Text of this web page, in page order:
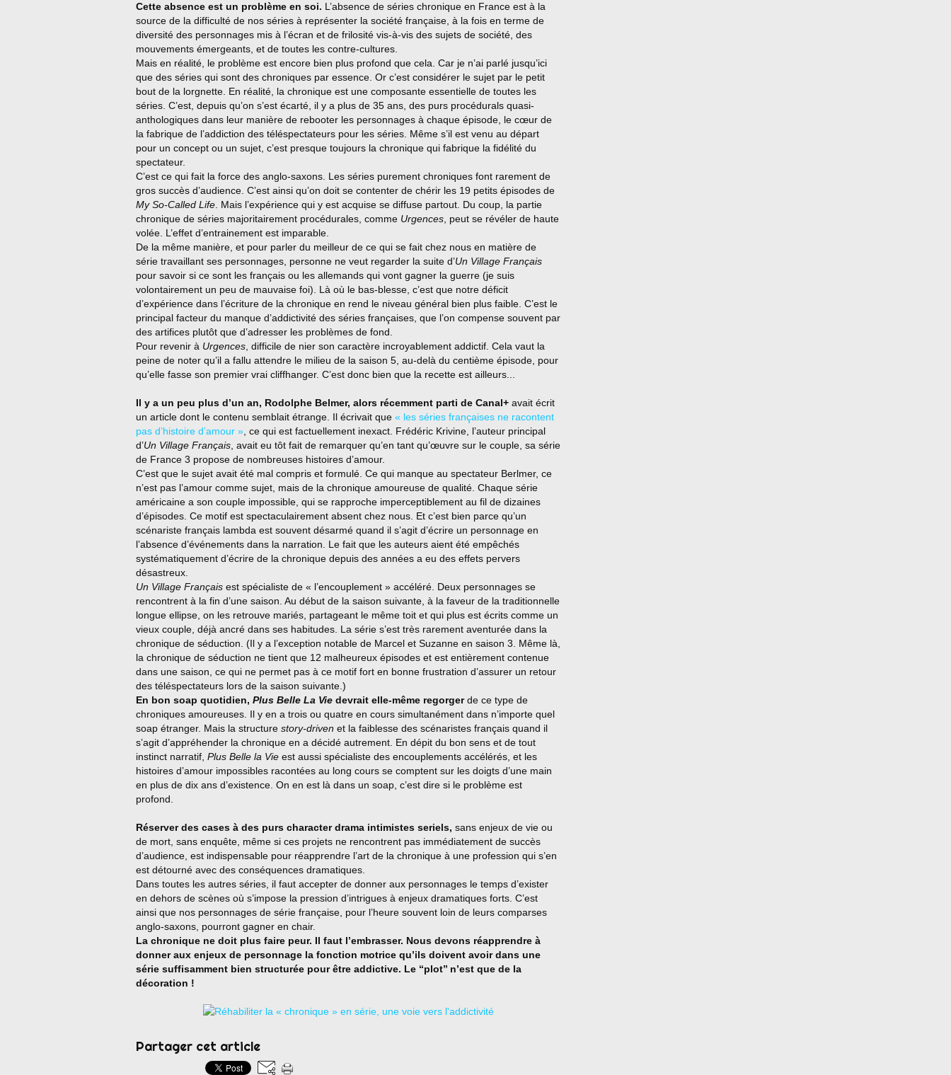
Cette absence est un problème en soi. L’absence de séries chronique en France est à la
source de la difficulté de nos séries à représenter la société française, à la fois en terme de
diversité des personnages mis à l’écran et de frilosité vis-à-vis des sujets de société, des
mouvements émergeants, et de toutes les contre-cultures.
Mais en réalité, le problème est encore bien plus profond que cela. Car je n’ai parlé jusqu’ici
que des séries qui sont des chroniques par essence. Or c’est considérer le sujet par le petit
bout de la lorgnette. En réalité, la chronique est une composante essentielle de toutes les
séries. C’est, depuis qu’on s’est écarté, il y a plus de 35 ans, des purs procédurals quasi-
anthologiques dans leur manière de rebooter les personnages à chaque épisode, le cœur de
la fabrique de l’addiction des téléspectateurs pour les séries. Même s’il est venu au départ
pour un concept ou un sujet, c’est presque toujours la chronique qui fabrique la fidélité du
spectateur.
C’est ce qui fait la force des anglo-saxons. Les séries purement chroniques font rarement de
gros succès d’audience. C’est ainsi qu’on doit se contenter de chérir les 19 petits épisodes de
My So-Called Life . Mais l’expérience qui y est acquise se diffuse partout. Du coup, la partie
chronique de séries majoritairement procédurales, comme Urgences , peut se révéler de haute
volée. L’effet d’entrainement est imparable.
De la même manière, et pour parler du meilleur de ce qui se fait chez nous en matière de
série travaillant ses personnages, personne ne veut regarder la suite d’Un Village Français
pour savoir si ce sont les français ou les allemands qui vont gagner la guerre (je suis
volontairement un peu de mauvaise foi). Là où le bas-blesse, c’est que notre déficit
d’expérience dans l’écriture de la chronique en rend le niveau général bien plus faible. C’est le
principal facteur du manque d’addictivité des séries françaises, que l’on compense souvent par
des artifices plutôt que d’adresser les problèmes de fond.
Pour revenir à Urgences , difficile de nier son caractère incroyablement addictif. Cela vaut la
peine de noter qu’il a fallu attendre le milieu de la saison 5, au-delà du centième épisode, pour
qu’elle fasse son premier vrai cliffhanger. C’est donc bien que la recette est ailleurs...
Il y a un peu plus d’un an, Rodolphe Belmer, alors récemment parti de Canal+ avait écrit
un article dont le contenu semblait étrange. Il écrivait que « les séries françaises ne racontent
pas d’histoire d’amour » , ce qui est factuellement inexact. Frédéric Krivine, l’auteur principal
d’Un Village Français , avait eu tôt fait de remarquer qu’en tant qu’œuvre sur le couple, sa série
de France 3 propose de nombreuses histoires d’amour.
C’est que le sujet avait été mal compris et formulé. Ce qui manque au spectateur Berlmer, ce
n’est pas l’amour comme sujet, mais de la chronique amoureuse de qualité. Chaque série
américaine a son couple impossible, qui se rapproche imperceptiblement au fil de dizaines
d’épisodes. Ce motif est spectaculairement absent chez nous. Et c’est bien parce qu’un
scénariste français lambda est souvent désarmé quand il s’agit d’écrire un personnage en
l’absence d’événements dans la narration. Le fait que les auteurs aient été empêchés
systématiquement d’écrire de la chronique depuis des années a eu des effets pervers
désastreux.
Un Village Français est spécialiste de « l’encouplement » accéléré. Deux personnages se
rencontrent à la fin d’une saison. Au début de la saison suivante, à la faveur de la traditionnelle
longue ellipse, on les retrouve mariés, partageant le même toit et qui plus est écrits comme un
vieux couple, déjà ancré dans ses habitudes. La série s’est très rarement aventurée dans la
chronique de séduction. (Il y a l’exception notable de Marcel et Suzanne en saison 3. Même là,
la chronique de séduction ne tient que 12 malheureux épisodes et est entièrement contenue
dans une saison, ce qui ne permet pas à ce motif fort en bonne frustration d’assurer un retour
des téléspectateurs lors de la saison suivante.)
En bon soap quotidien, Plus Belle La Vie devrait elle-même regorgerde ce type de
chroniques amoureuses. Il y en a trois ou quatre en cours simultanément dans n’importe quel
soap étranger. Mais la structure story-driven et la faiblesse des scénaristes français quand il
s’agit d’appréhender la chronique en a décidé autrement. En dépit du bon sens et de tout
instinct narratif, Plus Belle la Vie est aussi spécialiste des encouplements accélérés, et les
histoires d’amour impossibles racontées au long cours se comptent sur les doigts d’une main
en plus de dix ans d’existence. On en est là dans un soap, c’est dire si le problème est
profond.
Réserver des cases à des purs character drama intimistes seriels, sans enjeux de vie ou
de mort, sans enquête, même si ces projets ne rencontrent pas immédiatement de succès
d’audience, est indispensable pour réapprendre l’art de la chronique à une profession qui s’en
est détourné avec des conséquences dramatiques.
Dans toutes les autres séries, il faut accepter de donner aux personnages le temps d’exister
en dehors de scènes où s’impose la pression d’intrigues à enjeux dramatiques forts. C’est
ainsi que nos personnages de série française, pour l’heure souvent loin de leurs comparses
anglo-saxons, pourront gagner en chair.
La chronique ne doit plus faire peur. Il faut l’embrasser. Nous devons réapprendre à
donner aux enjeux de personnage la fonction motrice qu’ils doivent avoir dans une
série suffisamment bien structurée pour être addictive. Le ‘‘plot’’ n’est que de la
décoration !
Partager cet article